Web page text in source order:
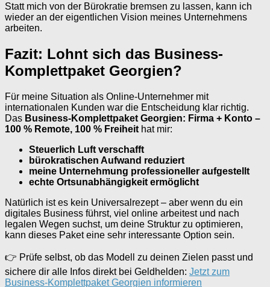
Statt mich von der Bürokratie bremsen zu lassen, kann ich
wieder an der eigentlichen Vision meines Unternehmens
arbeiten.
Fazit: Lohnt sich das Business-
Komplettpaket Georgien?
Für meine Situation als Online-Unternehmer mit
internationalen Kunden war die Entscheidung klar richtig.
Das Business-Komplettpaket Georgien: Firma + Konto –
100 % Remote, 100 % Freiheit hat mir:
Steuerlich Luft verschafft
bürokratischen Aufwand reduziert
meine Unternehmung professioneller aufgestellt
echte Ortsunabhängigkeit ermöglicht
Natürlich ist es kein Universalrezept – aber wenn du ein
digitales Business führst, viel online arbeitest und nach
legalen Wegen suchst, um deine Struktur zu optimieren,
kann dieses Paket eine sehr interessante Option sein.
👉 Prüfe selbst, ob das Modell zu deinen Zielen passt und
sichere dir alle Infos direkt bei Geldhelden: Jetzt zum
Business-Komplettpaket Georgien informieren